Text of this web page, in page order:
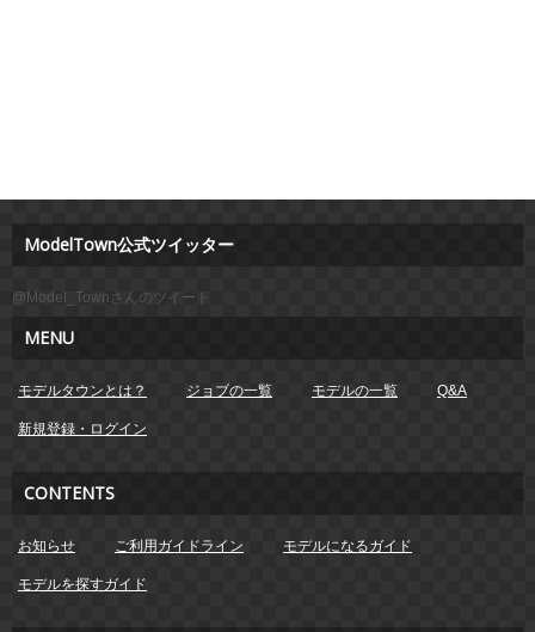
ModelTown公式ツイッター
@Model_Townさんのツイート
MENU
モデルタウンとは？ ジョブの一覧 モデルの一覧 Q&A
新規登録・ログイン
CONTENTS
お知らせ ご利用ガイドライン モデルになるガイド
モデルを探すガイド